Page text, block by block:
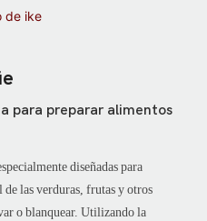
para preparar alimentos
diseñadas para
las verduras, frutas y otros
o blanquear. Utilizando la